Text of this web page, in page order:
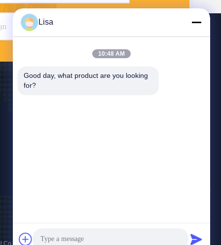
. Đã đăng ký Bản quyền.
Lisa
10:48 AM
Good day, what product are you looking
for?